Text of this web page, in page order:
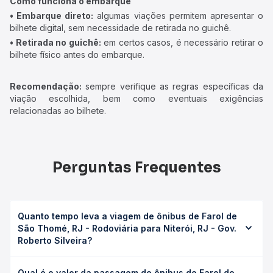
• Embarque direto: algumas viações permitem apresentar o
bilhete digital, sem necessidade de retirada no guichê.
• Retirada no guichê: em certos casos, é necessário retirar o
bilhete físico antes do embarque.
Recomendação: sempre verifique as regras específicas da
viação escolhida, bem como eventuais exigências
relacionadas ao bilhete.
Perguntas Frequentes
Quanto tempo leva a viagem de ônibus de Farol de
São Thomé, RJ - Rodoviária para Niterói, RJ - Gov.
Roberto Silveira?